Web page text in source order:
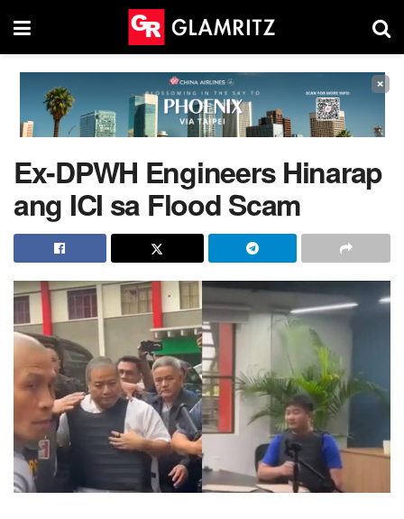
×
Ex-DPWH Engineers Hinarap
ang ICI sa Flood Scam